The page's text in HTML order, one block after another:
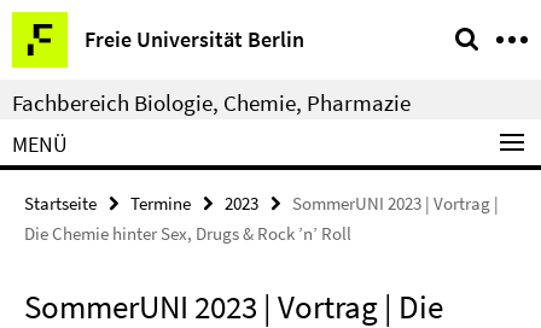
Springe
direkt
zu
Inhalt
Freie Universität Berlin
Service-
Navigation
Fachbereich Biologie, Chemie, Pharmazie
MENÜ
Startseite Termine 2023
SommerUNI 2023 | Vortrag |
Die Chemie hinter Sex, Drugs & Rock ’n’ Roll
SommerUNI 2023 | Vortrag | Die